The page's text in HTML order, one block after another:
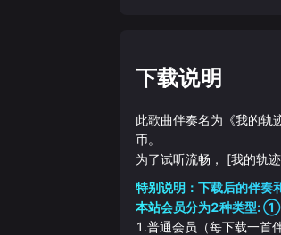
下载说明
此歌曲伴奏名为《我的轨
币。
为了试听流畅， [我的轨
特别说明：下载后的伴奏
本站会员分为2种类型:
1.普通会员（每下载一首